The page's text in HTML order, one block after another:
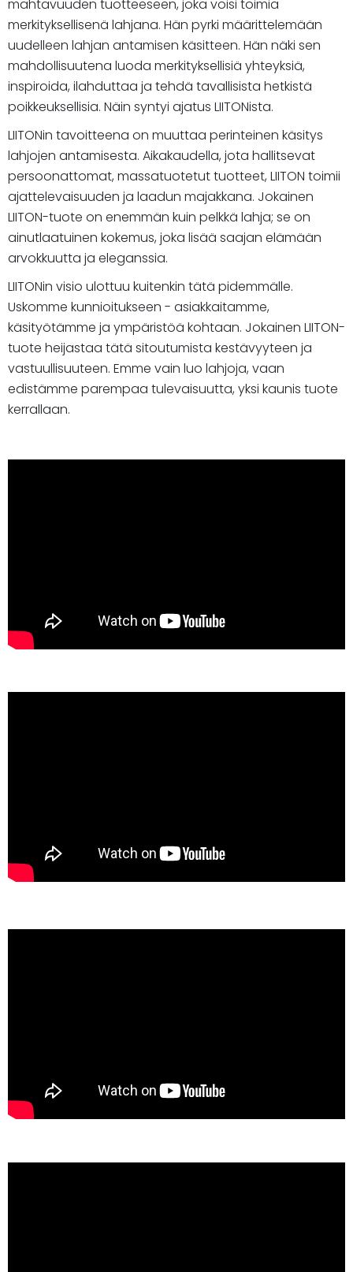
mahtavuuden tuotteeseen, joka voisi toimia
merkityksellisenä lahjana. Hän pyrki määrittelemään
uudelleen lahjan antamisen käsitteen. Hän näki sen
mahdollisuutena luoda merkityksellisiä yhteyksiä,
inspiroida, ilahduttaa ja tehdä tavallisista hetkistä
poikkeuksellisia. Näin syntyi ajatus LIITONista.
LIITONin tavoitteena on muuttaa perinteinen käsitys
lahjojen antamisesta. Aikakaudella, jota hallitsevat
persoonattomat, massatuotetut tuotteet, LIITON toimii
ajattelevaisuuden ja laadun majakkana. Jokainen
LIITON-tuote on enemmän kuin pelkkä lahja; se on
ainutlaatuinen kokemus, joka lisää saajan elämään
arvokkuutta ja eleganssia.
LIITONin visio ulottuu kuitenkin tätä pidemmälle.
Uskomme kunnioitukseen - asiakkaitamme,
käsityötämme ja ympäristöä kohtaan. Jokainen LIITON-
tuote heijastaa tätä sitoutumista kestävyyteen ja
vastuullisuuteen. Emme vain luo lahjoja, vaan
edistämme parempaa tulevaisuutta, yksi kaunis tuote
kerrallaan.